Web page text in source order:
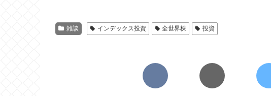
雑談 インデックス投資 全世界株 投資